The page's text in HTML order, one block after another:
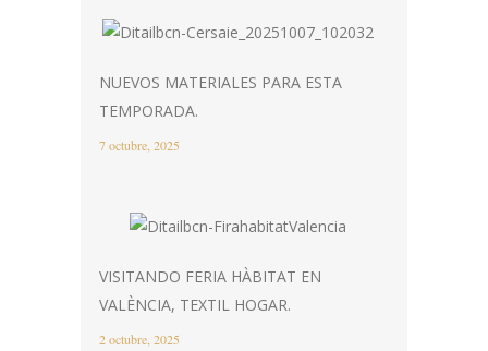
NUEVOS MATERIALES PARA ESTA
TEMPORADA.
7 octubre, 2025
VISITANDO FERIA HÀBITAT EN
VALÈNCIA, TEXTIL HOGAR.
2 octubre, 2025